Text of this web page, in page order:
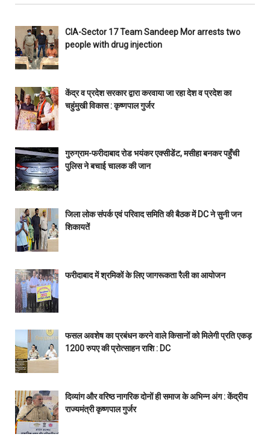
CIA-Sector 17 Team Sandeep Mor arrests two
people with drug injection
केंद्र व प्रदेश सरकार द्वारा करवाया जा रहा देश व प्रदेश का
चहुंमुखी विकास : कृष्णपाल गुर्जर
गुरुग्राम-फरीदाबाद रोड भयंकर एक्सीडेंट, मसीहा बनकर पहुँची
पुलिस ने बचाई चालक की जान
जिला लोक संपर्क एवं परिवाद समिति की बैठक में DC ने सुनी जन
शिकायतें
फरीदाबाद में श्रमिकों के लिए जागरूकता रैली का आयोजन
फसल अवशेष का प्रबंधन करने वाले किसानों को मिलेगी प्रति एकड़
1200 रुपए की प्रोत्साहन राशि : DC
दिव्यांग और वरिष्ठ नागरिक दोनों ही समाज के अभिन्न अंग : केंद्रीय
राज्यमंत्री कृष्णपाल गुर्जर